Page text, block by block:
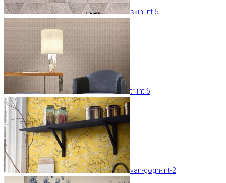
skin-int-5
tr-int-6
van-gogh-int-2